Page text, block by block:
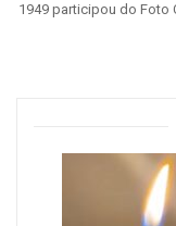
1949 participou do Foto